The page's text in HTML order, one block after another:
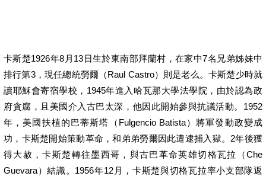
卡斯楚1926年8月13日生於東南部拜蘭村，在家中7名兄弟姊妹中
排行第3，現任總統勞爾（Raul Castro）則是老么。卡斯楚少時就
讀耶穌會寄宿學校，1945年進入哈瓦那大學法學院，由於認為政
府貪腐，且美國介入古巴太深，他因此開始參與抗議活動。1952
年，美國扶植的巴蒂斯塔（Fulgencio Batista）將軍發動政變成
功，卡斯楚開始策動革命，和弟弟勞爾因此遭逮捕入獄。2年後獲
得大赦，卡斯楚轉往墨西哥，與古巴革命英雄切格瓦拉（Che
Guevara）結識。1956年12月，卡斯楚與切格瓦拉率小支部隊返